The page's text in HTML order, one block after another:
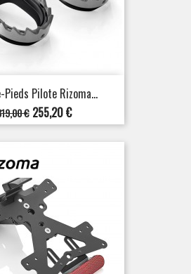
Pieds Pilote Rizoma...
€ Prix
255,20 €